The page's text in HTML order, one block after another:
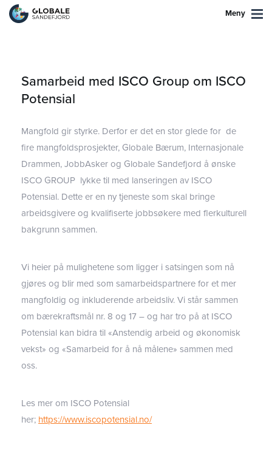
Meny
Samarbeid med ISCO Group om ISCO
Potensial
Mangfold gir styrke. Derfor er det en stor glede for de
fire mangfoldsprosjekter, Globale Bærum, Internasjonale
Drammen, JobbAsker og Globale Sandefjord å ønske
ISCO GROUP lykke til med lanseringen av ISCO
Potensial. Dette er en ny tjeneste som skal bringe
arbeidsgivere og kvalifiserte jobbsøkere med flerkulturell
bakgrunn sammen.
Vi heier på mulighetene som ligger i satsingen som nå
gjøres og blir med som samarbeidspartnere for et mer
mangfoldig og inkluderende arbeidsliv. Vi står sammen
om bærekraftsmål nr. 8 og 17 – og har tro på at ISCO
Potensial kan bidra til «Anstendig arbeid og økonomisk
vekst» og «Samarbeid for å nå målene» sammen med
oss.
Les mer om ISCO Potensial
her; https://www.iscopotensial.no/